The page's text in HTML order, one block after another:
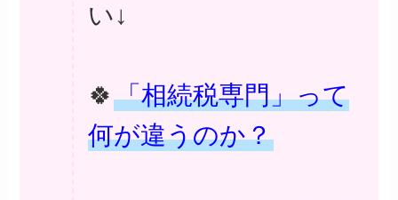
い↓
🍀 「相続税専門」って
何が違うのか？